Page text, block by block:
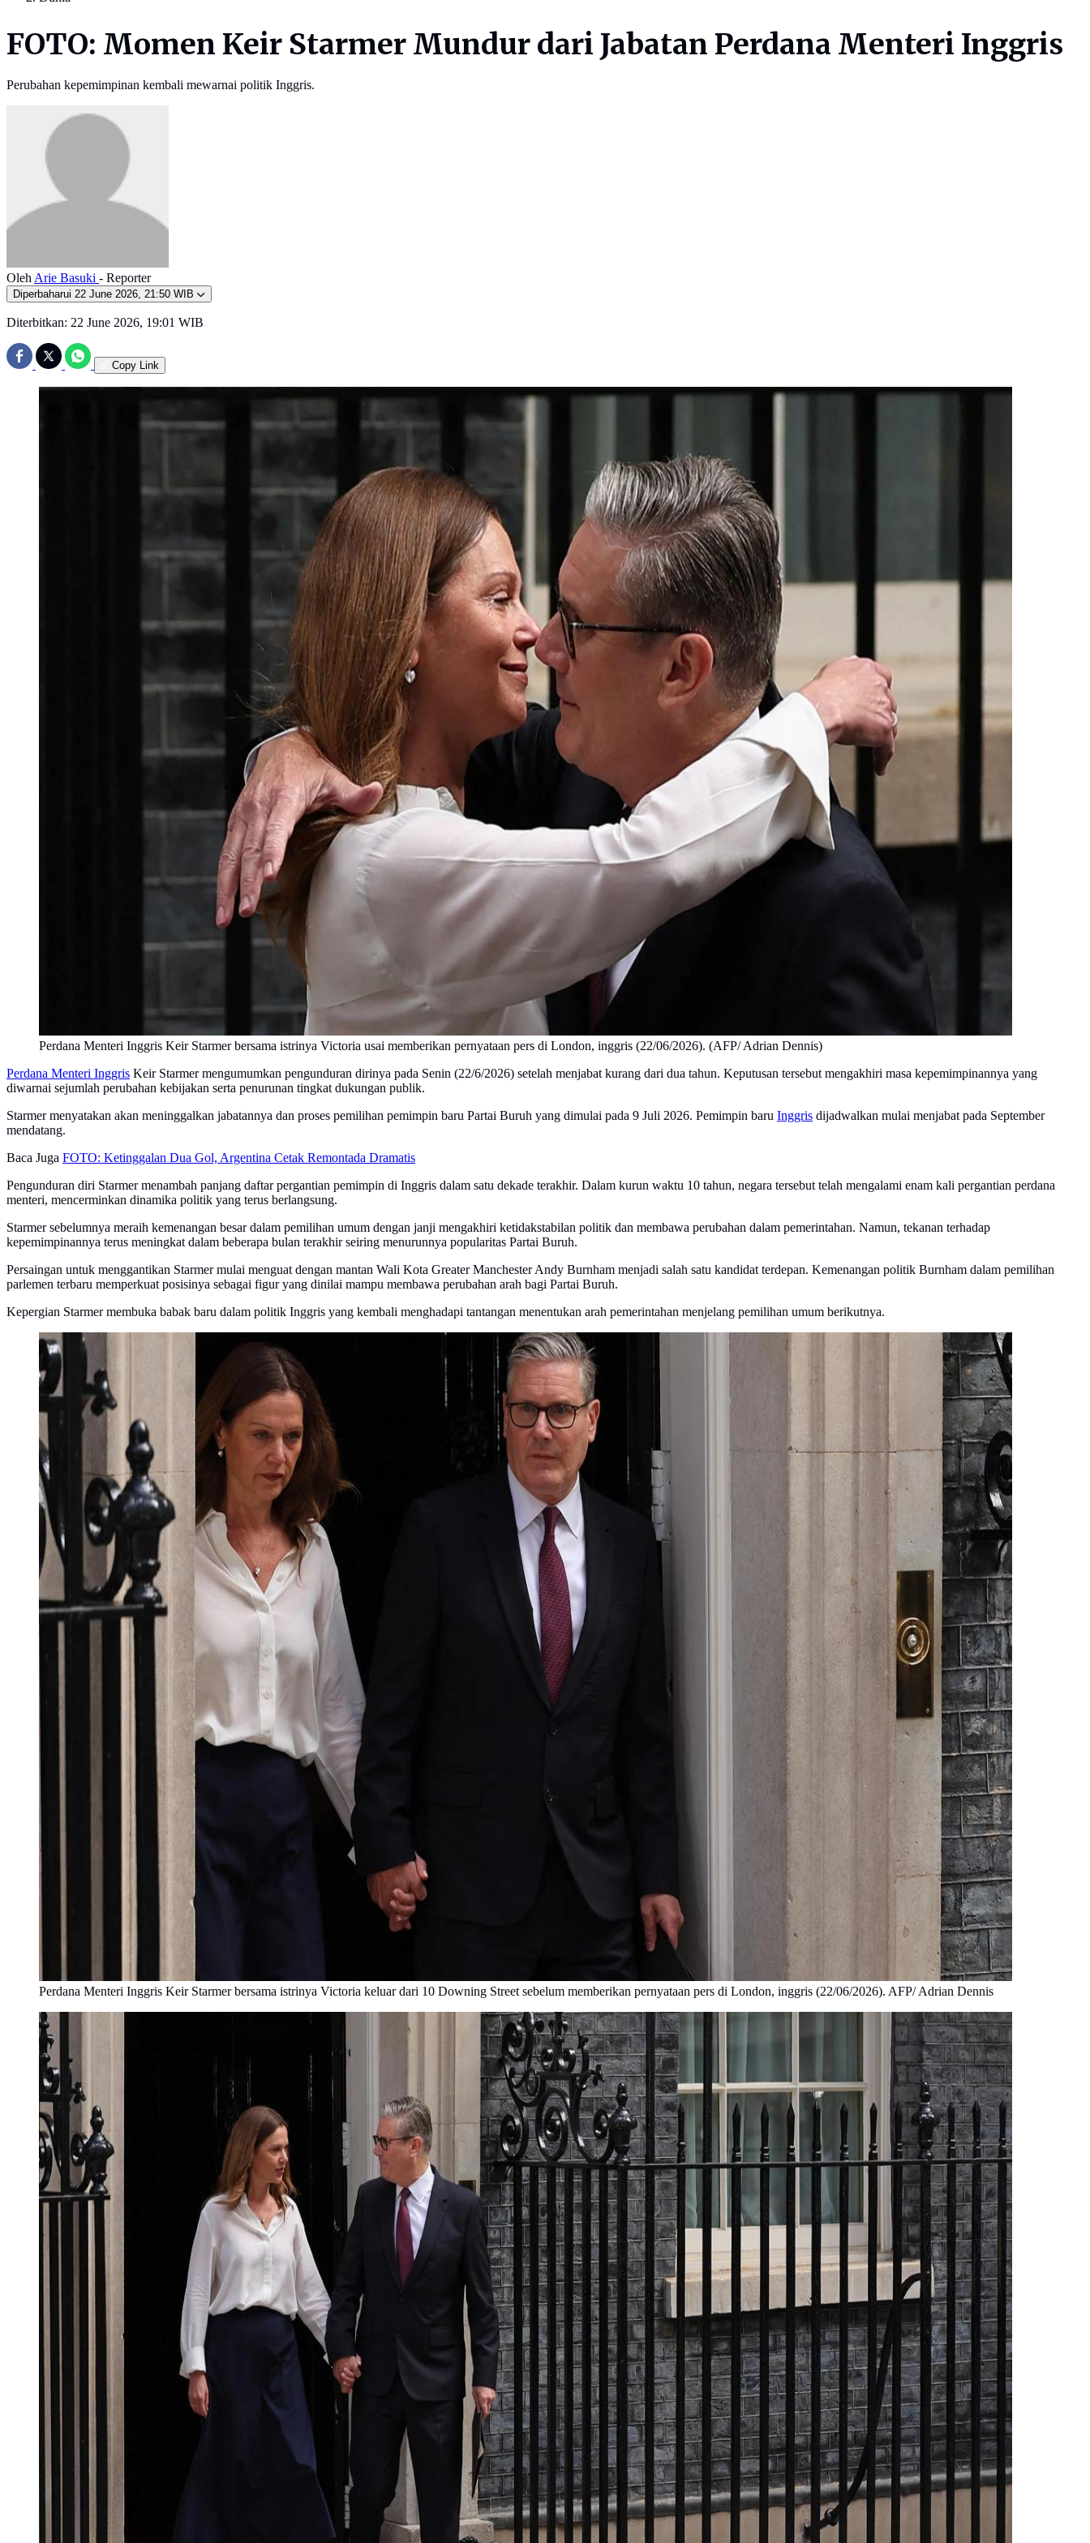
FOTO: Momen Keir Starmer Mundur dari Jabatan Perdana Menteri Inggris
Perubahan kepemimpinan kembali mewarnai politik Inggris.
Oleh Arie Basuki - Reporter
Diperbaharui 22 June 2026, 21:50 WIB
Diterbitkan: 22 June 2026, 19:01 WIB
Copy Link
Perdana Menteri Inggris Keir Starmer bersama istrinya Victoria usai memberikan pernyataan pers di London, inggris (22/06/2026). (AFP/ Adrian Dennis)
Perdana Menteri Inggris Keir Starmer mengumumkan pengunduran dirinya pada Senin (22/6/2026) setelah menjabat kurang dari dua tahun. Keputusan tersebut mengakhiri masa kepemimpinannya yang
diwarnai sejumlah perubahan kebijakan serta penurunan tingkat dukungan publik.
Starmer menyatakan akan meninggalkan jabatannya dan proses pemilihan pemimpin baru Partai Buruh yang dimulai pada 9 Juli 2026. Pemimpin baru Inggris dijadwalkan mulai menjabat pada September
mendatang.
Baca Juga FOTO: Ketinggalan Dua Gol, Argentina Cetak Remontada Dramatis
Pengunduran diri Starmer menambah panjang daftar pergantian pemimpin di Inggris dalam satu dekade terakhir. Dalam kurun waktu 10 tahun, negara tersebut telah mengalami enam kali pergantian perdana
menteri, mencerminkan dinamika politik yang terus berlangsung.
Starmer sebelumnya meraih kemenangan besar dalam pemilihan umum dengan janji mengakhiri ketidakstabilan politik dan membawa perubahan dalam pemerintahan. Namun, tekanan terhadap
kepemimpinannya terus meningkat dalam beberapa bulan terakhir seiring menurunnya popularitas Partai Buruh.
Persaingan untuk menggantikan Starmer mulai menguat dengan mantan Wali Kota Greater Manchester Andy Burnham menjadi salah satu kandidat terdepan. Kemenangan politik Burnham dalam pemilihan
parlemen terbaru memperkuat posisinya sebagai figur yang dinilai mampu membawa perubahan arah bagi Partai Buruh.
Kepergian Starmer membuka babak baru dalam politik Inggris yang kembali menghadapi tantangan menentukan arah pemerintahan menjelang pemilihan umum berikutnya.
Perdana Menteri Inggris Keir Starmer bersama istrinya Victoria keluar dari 10 Downing Street sebelum memberikan pernyataan pers di London, inggris (22/06/2026). AFP/ Adrian Dennis